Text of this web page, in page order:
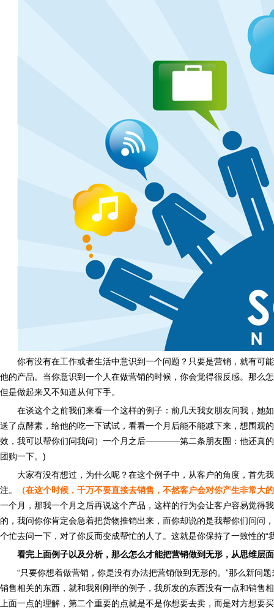
你有没有在工作或者生活中意识到一个问题？只要是营销，就有可
他的产品。当你意识到一个人在做营销的时候，你会觉得很反感。那么
但是做起来又不知道从何下手。
在谈这个之前我们来看一个这样的例子：前几天我女朋友问我，
送了点酵素，给他的吃一下试试，看看一个月后能不能减下来，想围观
效，我可以帮你们问我问）一个月之后————第二条朋友圈：他还真
团购一下。)
大家有没有想过，为什么呢？在这个例子中，从客户的角度，首先
注。
（在这个时候，千万不要直接去销售，不然客户会对你产生非常
一个月，那我一个月之后再说这个产品，这样的行为会让客户容易觉得
的，我问你你肯定会急着把货物推销出来，而你却说的是我帮你们问问
个忙去问一下，对了你反而变成帮忙的人了。这就是你保持了一致性的“
看完上面例子以及分析，那么怎么才能把营销做到无形，从思维层
“只要你想着做营销，你是没有办法把营销做到无形的。”那么新问
销售相关的东西，就和我刚刚举的例子，我所发的东西没有一点和销售
上面一点的理解，第二个重要的点就是不是你想要去卖，而是对方想